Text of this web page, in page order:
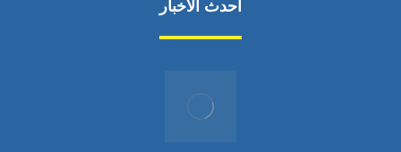
أحدث الأخبار